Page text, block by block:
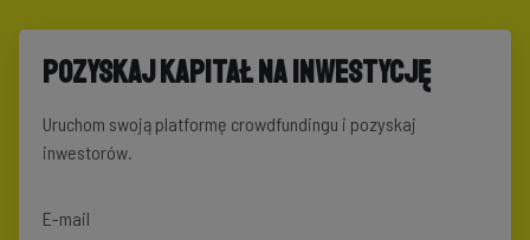
Pozyskaj kapitał na inwestycję
Uruchom swoją platformę crowdfundingu i pozyskaj
inwestorów.
E-mail